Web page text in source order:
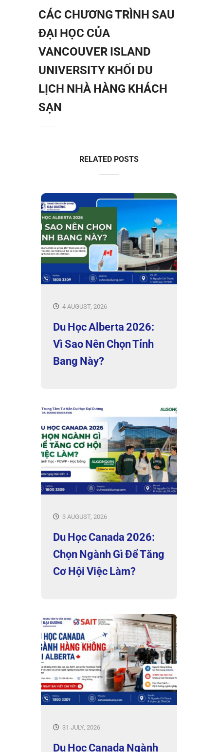
CÁC CHƯƠNG TRÌNH SAU
ĐẠI HỌC CỦA
VANCOUVER ISLAND
UNIVERSITY KHỐI DU
LỊCH NHÀ HÀNG KHÁCH
SẠN
RELATED POSTS
4 AUGUST, 2026
Du Học Alberta 2026:
Vì Sao Nên Chọn Tỉnh
Bang Này?
3 AUGUST, 2026
Du Học Canada 2026:
Chọn Ngành Gì Để Tăng
Cơ Hội Việc Làm?
31 JULY, 2026
Du Học Canada Ngành